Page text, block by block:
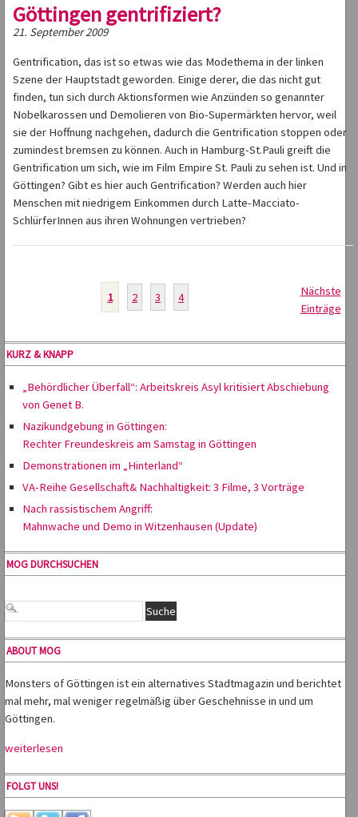
Göttingen gentrifiziert?
21. September 2009
Gentrification, das ist so etwas wie das Modethema in der linken
Szene der Hauptstadt geworden. Einige derer, die das nicht gut
finden, tun sich durch Aktionsformen wie Anzünden so genannter
Nobelkarossen und Demolieren von Bio-Supermärkten hervor, weil
sie der Hoffnung nachgehen, dadurch die Gentrification stoppen oder
zumindest bremsen zu können. Auch in Hamburg-St.Pauli greift die
Gentrification um sich, wie im Film Empire St. Pauli zu sehen ist. Und in
Göttingen? Gibt es hier auch Gentrification? Werden auch hier
Menschen mit niedrigem Einkommen durch Latte-Macciato-
SchlürferInnen aus ihren Wohnungen vertrieben?
1 2 3 4
Nächste
Einträge
KURZ & KNAPP
„Behördlicher Überfall“: Arbeitskreis Asyl kritisiert Abschiebung
von Genet B.
Nazikundgebung in Göttingen:
Rechter Freundeskreis am Samstag in Göttingen
Demonstrationen im „Hinterland“
VA-Reihe Gesellschaft& Nachhaltigkeit: 3 Filme, 3 Vorträge
Nach rassistischem Angriff:
Mahnwache und Demo in Witzenhausen (Update)
MOG DURCHSUCHEN
ABOUT MOG
Monsters of Göttingen ist ein alternatives Stadtmagazin und berichtet
mal mehr, mal weniger regelmäßig über Geschehnisse in und um
Göttingen.
weiterlesen
FOLGT UNS!